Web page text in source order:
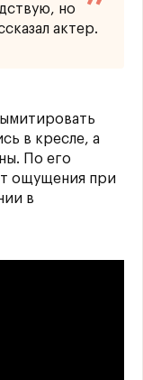
но
актер.
в кресле, а
По его
ощущения при
в